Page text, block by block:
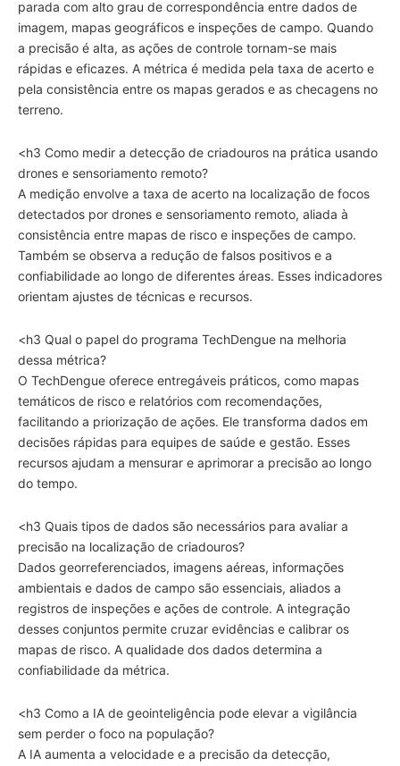
parada com alto grau de correspondência entre dados de
imagem, mapas geográficos e inspeções de campo. Quando
a precisão é alta, as ações de controle tornam-se mais
rápidas e eficazes. A métrica é medida pela taxa de acerto e
pela consistência entre os mapas gerados e as checagens no
terreno.
<h3 Como medir a detecção de criadouros na prática usando
drones e sensoriamento remoto?
A medição envolve a taxa de acerto na localização de focos
detectados por drones e sensoriamento remoto, aliada à
consistência entre mapas de risco e inspeções de campo.
Também se observa a redução de falsos positivos e a
confiabilidade ao longo de diferentes áreas. Esses indicadores
orientam ajustes de técnicas e recursos.
<h3 Qual o papel do programa TechDengue na melhoria
dessa métrica?
O TechDengue oferece entregáveis práticos, como mapas
temáticos de risco e relatórios com recomendações,
facilitando a priorização de ações. Ele transforma dados em
decisões rápidas para equipes de saúde e gestão. Esses
recursos ajudam a mensurar e aprimorar a precisão ao longo
do tempo.
<h3 Quais tipos de dados são necessários para avaliar a
precisão na localização de criadouros?
Dados georreferenciados, imagens aéreas, informações
ambientais e dados de campo são essenciais, aliados a
registros de inspeções e ações de controle. A integração
desses conjuntos permite cruzar evidências e calibrar os
mapas de risco. A qualidade dos dados determina a
confiabilidade da métrica.
<h3 Como a IA de geointeligência pode elevar a vigilância
sem perder o foco na população?
A IA aumenta a velocidade e a precisão da detecção,